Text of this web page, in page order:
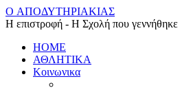
O ΑΠΟΔΥΤΗΡΙΑΚΙΑΣ
Η επιστροφή - Η Σχολή που
HOME
ΑΘΛΗΤΙΚΑ
Κοινωνικα